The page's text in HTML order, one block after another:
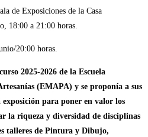
de Exposiciones de la Casa
18:00 a 21:00 horas.
20:00 horas.
2025-2026 de la Escuela
(EMAPA) y se proponía a sus
para poner en valor los
la riqueza y diversidad de disciplinas
talleres de Pintura y Dibujo,